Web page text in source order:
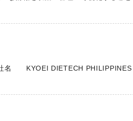
社名 KYOEI DIETECH PHILIPPINES ,